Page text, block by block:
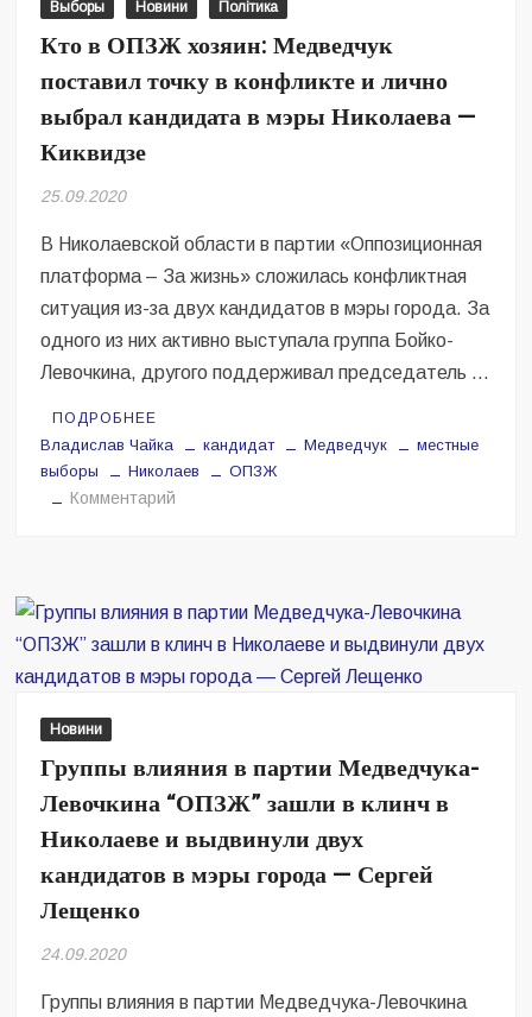
укреплять
Левочкина
эксперт
Выборы Новини Політика
Кто в ОПЗЖ хозяин: Медведчук
поставил точку в конфликте и лично
выбрал кандидата в мэры Николаева —
Киквидзе
25.09.2020
В Николаевской области в партии «Оппозиционная
платформа – За жизнь» сложилась конфликтная
ситуация из-за двух кандидатов в мэры города. За
одного из них активно выступала группа Бойко-
Левочкина, другого поддерживал председатель …
ПОДРОБНЕЕ
Владислав Чайка кандидат Медведчук
местные
выборы
Николаев ОПЗЖ
Комментарий
хозяин:
Медведчук
точку
и
лично
кандидата
в
Новини
Группы влияния в партии Медведчука-
Левочкина “ОПЗЖ” зашли в клинч в
Николаеве и выдвинули двух
кандидатов в мэры города — Сергей
Лещенко
24.09.2020
Группы влияния в партии Медведчука-Левочкина